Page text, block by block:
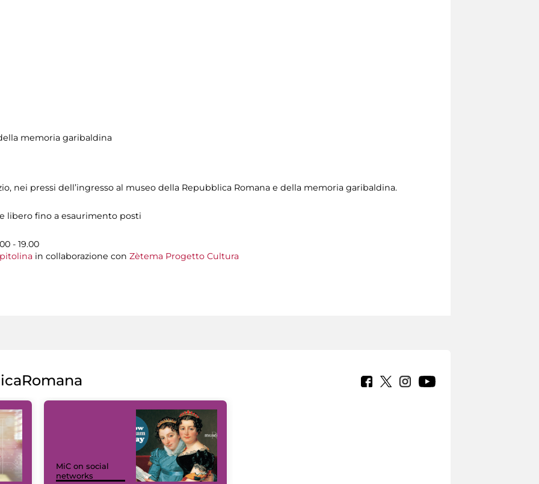
memoria garibaldina
nei pressi dell’ingresso al museo della Repubblica Romana e della memoria garibaldina.
libero fino a esaurimento posti
- 19.00
in collaborazione con Zètema Progetto Cultura
MiC on social
networks